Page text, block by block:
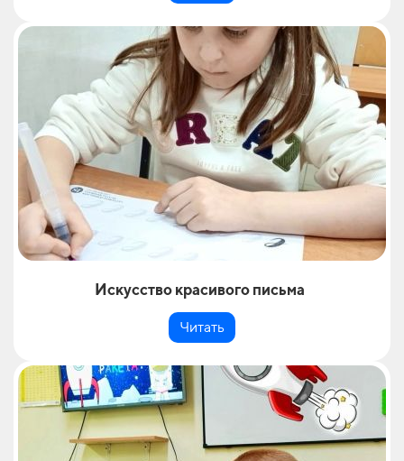
Искусство красивого письма
Читать